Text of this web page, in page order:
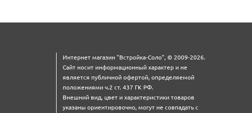
Интернет магазин "Встройка-Соло", © 2009-2026.
Сайт носит информационный характер и не
является публичной офертой, определяемой
положениями ч.2 ст. 437 ГК РФ.
Внешний вид, цвет и характеристики товаров
указаны ориентировочно, могут не совпадать с